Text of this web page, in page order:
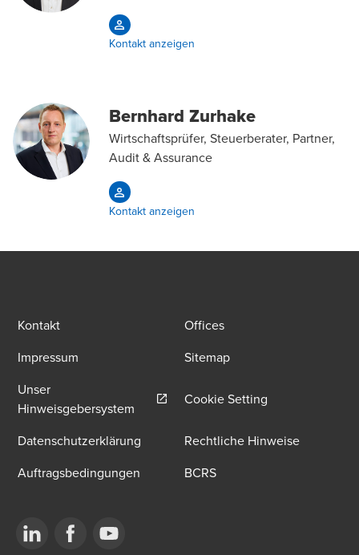
Kontakt anzeigen
Bernhard Zurhake
Wirtschaftsprüfer, Steuerberater, Partner,
Audit & Assurance
Kontakt anzeigen
Kontakt
Offices
Impressum
Sitemap
Unser
Hinweisgebersystem Opens in a new window/tab
Cookie Setting
Datenschutzerklärung
Rechtliche Hinweise
Auftragsbedingungen
BCRS